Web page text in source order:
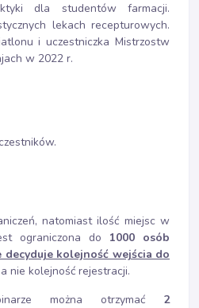
dla studentów farmacji.
lekach recepturowych.
i uczestniczka Mistrzostw
w 2022 r.
natomiast ilość miejsc w
ograniczona do 1000 osób
decyduje kolejność wejścia do
nie kolejność rejestracji.
można otrzymać 2